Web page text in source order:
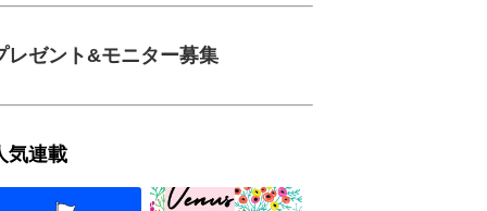
レゼント&モニター募集
気連載